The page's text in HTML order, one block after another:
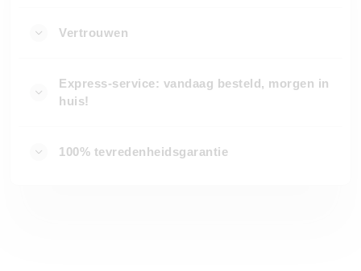
Vertrouwen
Express-service: vandaag besteld, morgen in
huis!
100% tevredenheidsgarantie